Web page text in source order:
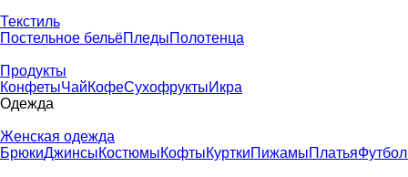
Текстиль
Постельное бельёПледыПолотенца
Продукты
КонфетыЧайКофеСухофруктыИкра
Одежда
Женская одежда
БрюкиДжинсыКостюмыКофтыКурткиПижамыПлатья